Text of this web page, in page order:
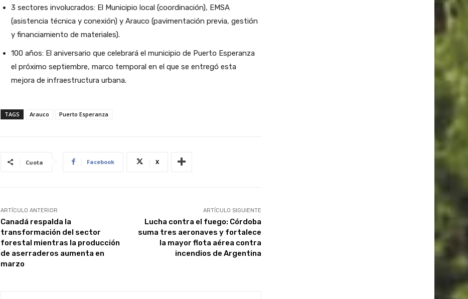
3 sectores involucrados: El Municipio local (coordinación), EMSA
(asistencia técnica y conexión) y Arauco (pavimentación previa, gestión
y financiamiento de materiales).
100 años: El aniversario que celebrará el municipio de Puerto Esperanza
el próximo septiembre, marco temporal en el que se entregó esta
mejora de infraestructura urbana.
TAGS Arauco Puerto Esperanza
Cuota Facebook X
ARTÍCULO ANTERIOR
Canadá respalda la
transformación del sector
forestal mientras la producción
de aserraderos aumenta en
marzo
ARTÍCULO SIGUIENTE
Lucha contra el fuego: Córdoba
suma tres aeronaves y fortalece
la mayor flota aérea contra
incendios de Argentina